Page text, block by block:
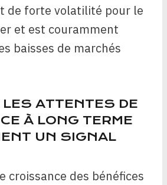
de forte volatilité pour le
et est couramment
baisses de marchés
ATTENTES DE
À LONG TERME
UN SIGNAL
croissance des bénéfices